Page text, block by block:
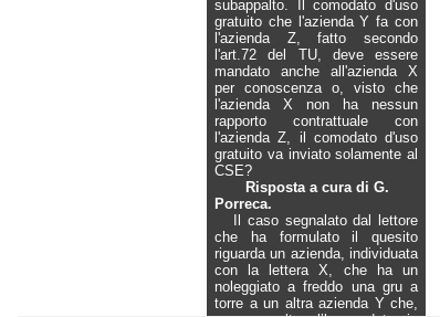
subappalto. Il comodato d'uso
gratuito che l'azienda Y fa con
l'azienda Z, fatto secondo
l'art.72 del TU, deve essere
mandato anche all'azienda X
per conoscenza o, visto che
l'azienda X non ha nessun
rapporto contrattuale con
l'azienda Z, il comodato d'uso
gratuito va inviato solamente al
CSE?
Risposta a cura di G.
Porreca.
Il caso segnalato dal lettore
che ha formulato il quesito
riguarda un azienda, individuata
con la lettera X, che ha un
noleggiato a freddo una gru a
torre a un altra azienda Y che,